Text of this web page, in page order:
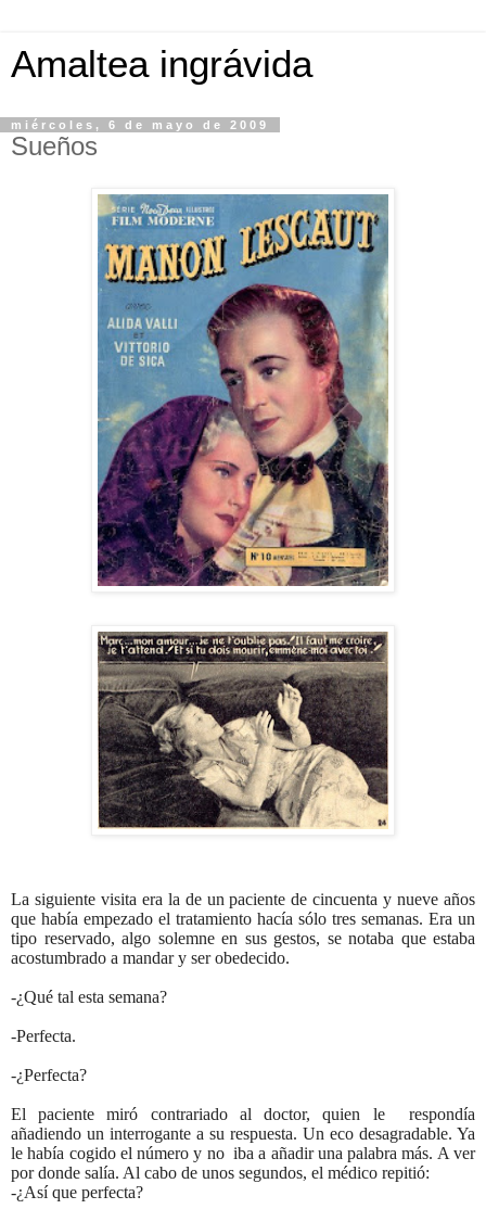
Amaltea ingrávida
miércoles, 6 de mayo de 2009
Sueños
La siguiente visita era la de un paciente de cincuenta y nueve años
que había empezado el tratamiento hacía sólo tres semanas. Era un
tipo reservado, algo solemne en sus gestos, se notaba que estaba
acostumbrado a mandar y ser obedecido.
-¿Qué tal esta semana?
-Perfecta.
-¿Perfecta?
El paciente miró contrariado al doctor, quien le respondía
añadiendo un interrogante a su respuesta. Un eco desagradable. Ya
le había cogido el número y no iba a añadir una palabra más. A ver
por donde salía. Al cabo de unos segundos, el médico repitió:
-¿Así que perfecta?